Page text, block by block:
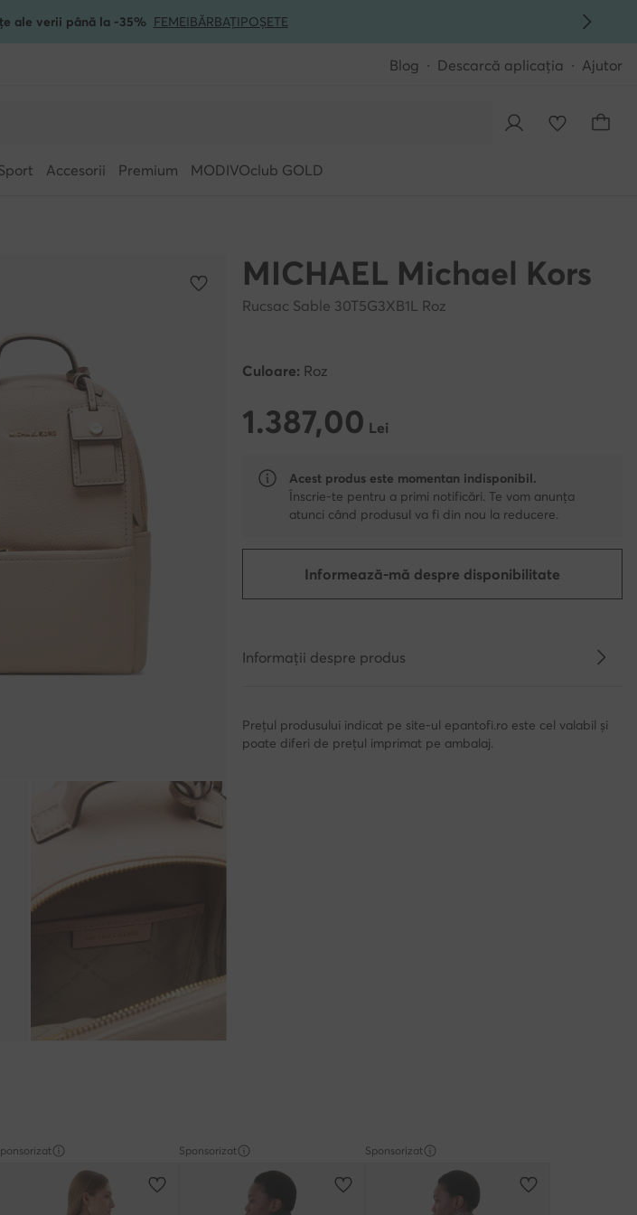
ale verii până la -35% FEMEIBĂRBAȚIPOȘETE
Blog Descarcă aplicația Ajutor
Accesorii Premium MODIVOclub GOLD
MICHAEL Michael Kors
Rucsac Sable 30T5G3XB1L Roz
Culoare: Roz
1.387,00 Lei
1.387,00 Lei
Acest produs este momentan indisponibil.
Înscrie-te pentru a primi notificări. Te vom anunța
atunci când produsul va fi din nou la reducere.
Informează-mă despre disponibilitate
Informații despre produs
Prețul produsului indicat pe site-ul epantofi.ro este cel valabil și
poate diferi de prețul imprimat pe ambalaj.
Sponsorizat Sponsorizat